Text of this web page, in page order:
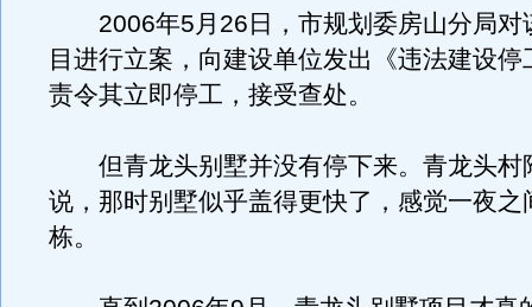
2006年5月26日，市规划委房山分局对
目进行立案，向建设单位发出《违法建设停
责令其立即停工，接受查处。
但青龙头别墅并没有停下来。青龙头村
说，那时别墅似乎盖得更快了，感觉一夜之
栋。